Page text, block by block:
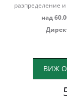
разпределение
над
ВИЖ